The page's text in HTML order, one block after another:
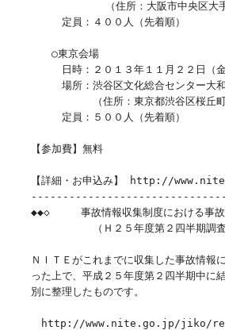
（住所：大阪市中央区大手
定員：４００人（先着順）
○東京会場
日時：２０１３年１１月２２日（金）
場所：渋谷区文化総合センター大和
（住所：東京都渋谷区桜丘町２
定員：５００人（先着順）
【参加費】無料
【詳細・お申込み】 http://
◆◆◇　　　事故情報収集制度における事故
（Ｈ２５年度第２四半期調
ＮＩＴＥがこれまでに収集した事故情報
った上で、平成２５年度第２四半期中に
別に整理したものです。
http://www.nite.go.jp/jiko/